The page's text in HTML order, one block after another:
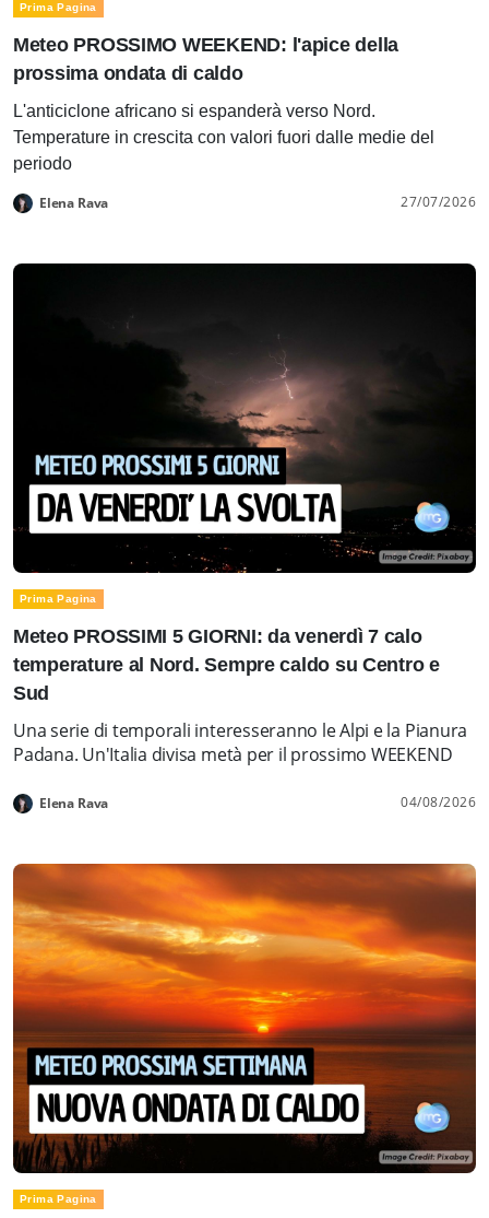
Prima Pagina
Meteo PROSSIMO WEEKEND: l'apice della
prossima ondata di caldo
L'anticiclone africano si espanderà verso Nord.
Temperature in crescita con valori fuori dalle medie del
periodo
Elena Rava 27/07/2026
Prima Pagina
Meteo PROSSIMI 5 GIORNI: da venerdì 7 calo
temperature al Nord. Sempre caldo su Centro e
Sud
Una serie di temporali interesseranno le Alpi e la Pianura
Padana. Un'Italia divisa metà per il prossimo WEEKEND
Elena Rava 04/08/2026
Prima Pagina